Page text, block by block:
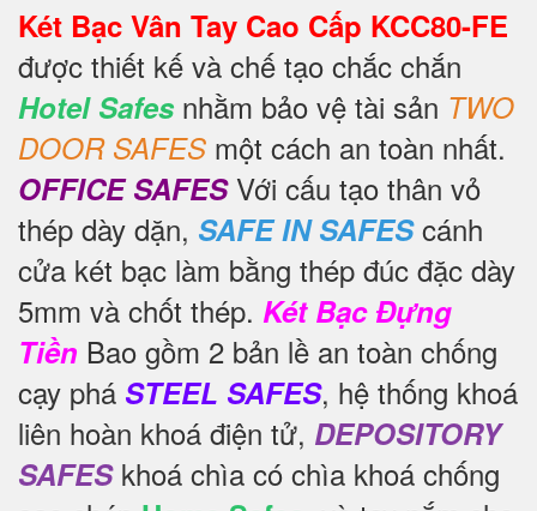
Két Bạc Vân Tay Cao Cấp KCC80-FE
được thiết kế và chế tạo chắc chắn
Hotel Safesnhằm bảo vệ tài sản TWO
DOOR SAFES một cách an toàn nhất.
OFFICE SAFESVới cấu tạo thân vỏ
thép dày dặn, SAFE IN SAFEScánh
cửa két bạc làm bằng thép đúc đặc dày
5mm và chốt thép. Két Bạc Đựng
Tiền Bao gồm 2 bản lề an toàn chống
cạy phá STEEL SAFES, hệ thống khoá
liên hoàn khoá điện tử, DEPOSITORY
SAFESkhoá chìa có chìa khoá chống